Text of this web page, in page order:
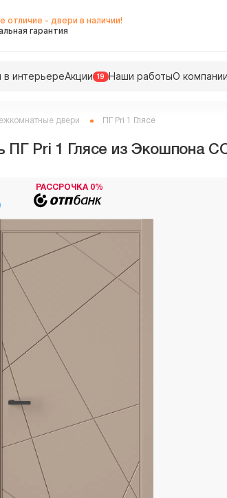
отличие - двери в наличии!
гарантия
в интерьереАкции 19 Наши работыО компании
двери ПГ Pri 1 Глясе
Pri 1 Глясе из Экошпона
РАССРОЧКА 0%